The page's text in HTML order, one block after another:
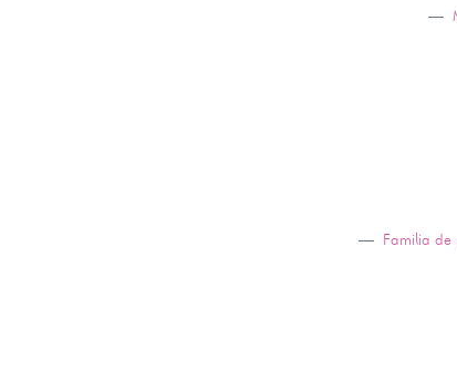
Familia de